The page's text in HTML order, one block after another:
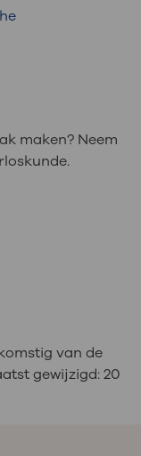
maken? Neem
van de
gewijzigd:20